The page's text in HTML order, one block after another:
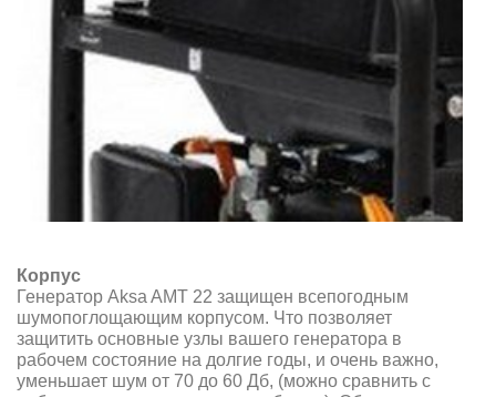
Корпус
Генератор Aksa AMT 22 защищен всепогодным
шумопоглощающим корпусом. Что позволяет
защитить основные узлы вашего генератора в
рабочем состояние на долгие годы, и очень важно,
уменьшает шум от 70 до 60 Дб, (можно сравнить с